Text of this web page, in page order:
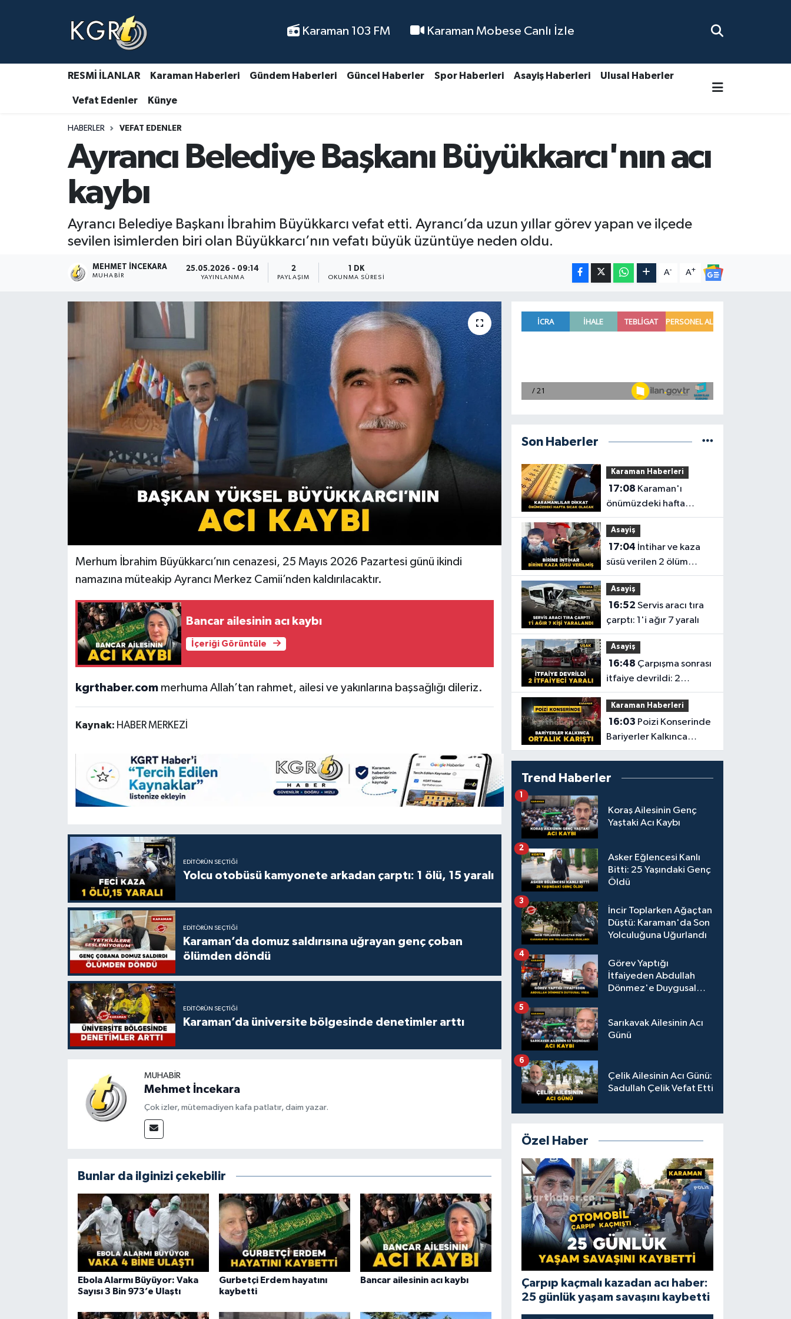
Karaman 103 FM Karaman Mobese Canlı İzle
RESMİ İLANLAR Karaman Haberleri Gündem Haberleri Güncel Haberler Spor Haberleri Asayiş Haberleri Ulusal Haberler
Vefat Edenler Künye
HABERLER VEFAT EDENLER
Ayrancı Belediye Başkanı Büyükkarcı'nın acı
kaybı
Ayrancı Belediye Başkanı İbrahim Büyükkarcı vefat etti. Ayrancı’da uzun yıllar görev yapan ve ilçede
sevilen isimlerden biri olan Büyükkarcı’nın vefatı büyük üzüntüye neden oldu.
MEHMET İNCEKARA
MUHABIR
25.05.2026 - 09:14
YAYINLANMA
2
PAYLAŞIM
1 DK
OKUNMA SÜRESI
A- A+
Merhum İbrahim Büyükkarcı’nın cenazesi, 25 Mayıs 2026 Pazartesi günü ikindi
namazına müteakip Ayrancı Merkez Camii’nden kaldırılacaktır.
Bancar ailesinin acı kaybı
İçeriği Görüntüle
kgrthaber.commerhuma Allah’tan rahmet, ailesi ve yakınlarına başsağlığı dileriz.
Kaynak: HABER MERKEZİ
EDITÖRÜN SEÇTIĞI
Yolcu otobüsü kamyonete arkadan çarptı: 1 ölü, 15 yaralı
EDITÖRÜN SEÇTIĞI
Karaman’da domuz saldırısına uğrayan genç çoban
ölümden döndü
EDITÖRÜN SEÇTIĞI
Karaman’da üniversite bölgesinde denetimler arttı
MUHABIR
Mehmet İncekara
Çok izler, mütemadiyen kafa patlatır, daim yazar.
Bunlar da ilginizi çekebilir
Ebola Alarmı Büyüyor: Vaka
Sayısı 3 Bin 973’e Ulaştı
Gurbetçi Erdem hayatını
kaybetti
Bancar ailesinin acı kaybı
Son Haberler
Karaman Haberleri
17:08
önümüzdeki hafta
sıcaklıklar esir aldı
Asayiş
17:04
süsü verilen 2 ölüm
aydınlatıldı
Asayiş
16:52
çarptı: 1'i ağır 7 yaralı
Asayiş
16:48
itfaiye devrildi: 2
itfaiyeci yaralı
Karaman Haberleri
16:03
Bariyerler Kalkınca
Ortalık Karıştı
Trend Haberler
Koraş Ailesinin Genç
Yaştaki Acı Kaybı
1
Asker Eğlencesi Kanlı
Bitti: 25 Yaşındaki Genç
Öldü
2
İncir Toplarken Ağaçtan
Düştü: Karaman'da Son
Yolculuğuna Uğurlandı
3
Görev Yaptığı
İtfaiyeden Abdullah
Dönmez'e Duygusal
4
Sarıkavak Ailesinin Acı
Günü
5
Çelik Ailesinin Acı Günü:
Sadullah Çelik Vefat Etti
6
Özel Haber
Çarpıp kaçmalı kazadan acı haber:
25 günlük yaşam savaşını kaybetti
Karaman Haberleri
Gündem Haberleri
Güncel Haberler
Asayiş Haberleri
Ulusal Haberler
Vefat Edenler